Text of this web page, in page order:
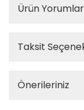
Ürün
Taksit
Önerileriniz